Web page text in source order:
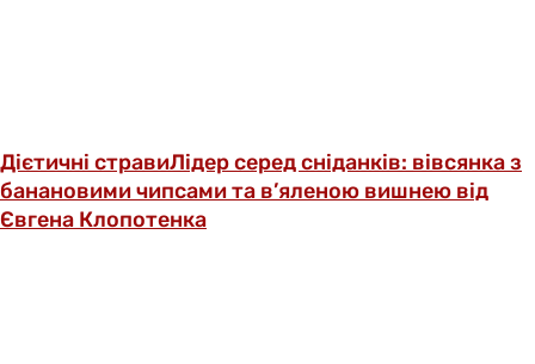
Дієтичні стравиЛідер серед сніданків: вівсянка з
банановими чипсами та в’яленою вишнею від
Євгена Клопотенка